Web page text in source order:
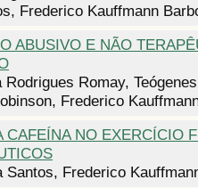
Frederico Kauffmann
ABUSIVO E NÃO
Rodrigues Romay,
Frederico
CAFEÍNA NO EXERCÍCIO
Santos, Frederico